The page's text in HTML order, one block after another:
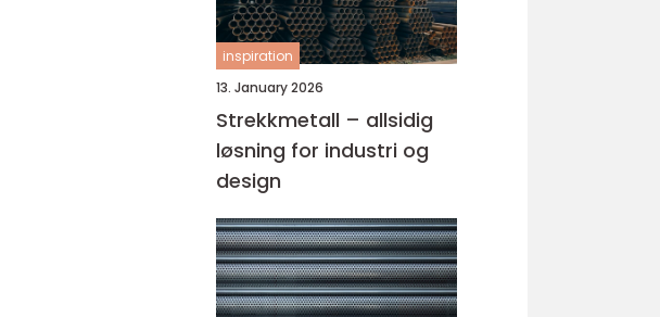
inspiration
13. January 2026
Strekkmetall – allsidig
løsning for industri og
design